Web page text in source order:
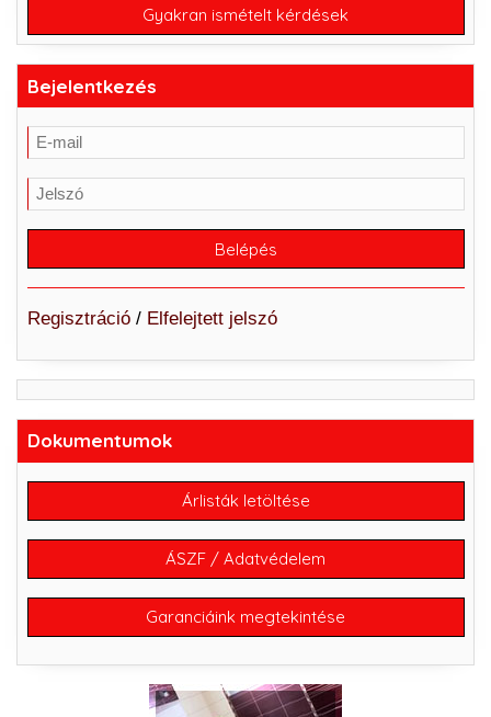
Gyakran ismételt kérdések
Bejelentkezés
Regisztráció/ Elfelejtett jelszó
Dokumentumok
Árlisták letöltése
ÁSZF / Adatvédelem
Garanciáink megtekintése